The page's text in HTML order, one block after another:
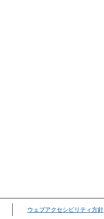
ウェブアクセシビリティ方針